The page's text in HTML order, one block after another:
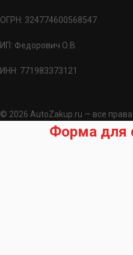
ОГРН: 324774600568547
ИП: Федорович О.В.
ИНН: 771983373121
© 2026 AutoZakup.ru — все
Форма для